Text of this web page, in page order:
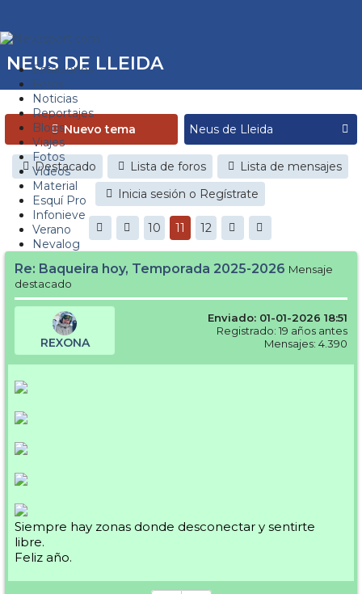
Estaciones
Foros
Noticias
Reportajes
Blogs
Viajes
Fotos
Videos
Material
Esquí Pro
Infonieve
Verano
Nevalog
NEUS DE LLEIDA
Nuevo tema
Destacado Lista de foros
Lista de mensajes
Inicia sesión o Regístrate
10 11 12
Re: Baqueira hoy, Temporada 2025-2026 Mensaje
destacado
REXONA
Enviado: 01-01-2026 18:51
Registrado: 19 años antes
Mensajes: 4.390
Siempre hay zonas donde desconectar y sentirte
libre.
Feliz año.